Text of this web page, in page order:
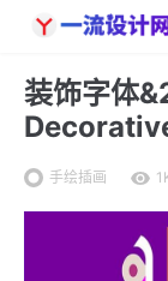
装饰字体
手绘插画